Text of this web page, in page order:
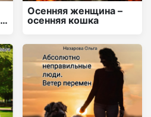
Осенняя женщина –
осенняя кошка